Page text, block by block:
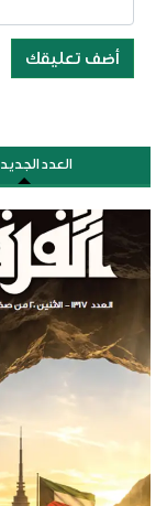
أضف تعليقك
العدد الجديد